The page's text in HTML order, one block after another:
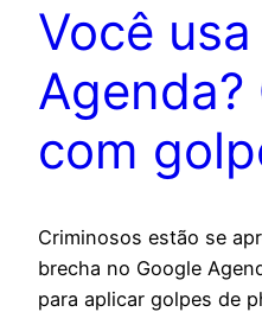
Você
com
Criminosos estão se
brecha no Google
para aplicar golpes de